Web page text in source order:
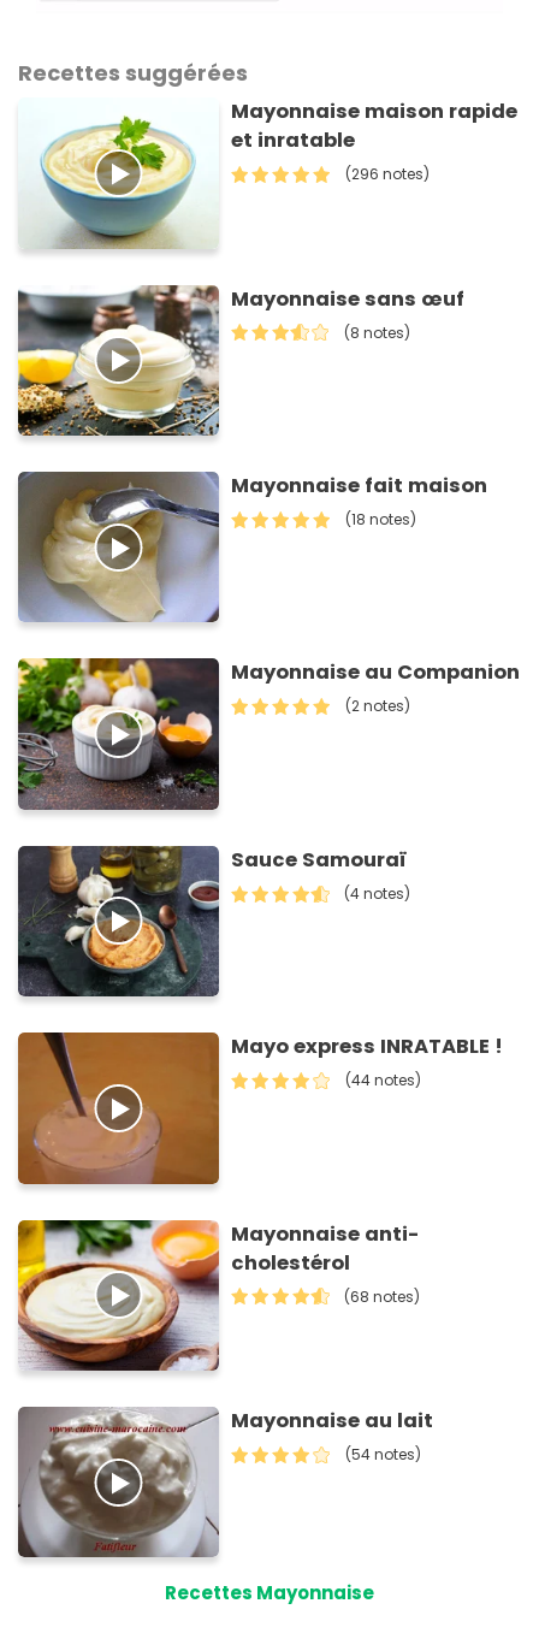
Recettes suggérées
Mayonnaise maison rapide
et inratable
(296 notes)
Mayonnaise sans œuf
(8 notes)
Mayonnaise fait maison
(18 notes)
Mayonnaise au Companion
(2 notes)
Sauce Samouraï
(4 notes)
Mayo express INRATABLE !
(44 notes)
Mayonnaise anti-
cholestérol
(68 notes)
Mayonnaise au lait
(54 notes)
Recettes Mayonnaise